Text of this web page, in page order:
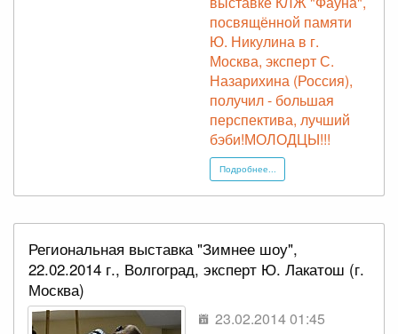
посвящённой памяти
Ю. Никулина в г.
Москва, эксперт С.
Назарихина (Россия),
получил - большая
перспектива, лучший
бэби!МОЛОДЦЫ!!!
Подробнее...
Региональная выставка "Зимнее шоу",
22.02.2014 г., Волгоград, эксперт Ю. Лакатош (г.
Москва)
23.02.2014 01:45